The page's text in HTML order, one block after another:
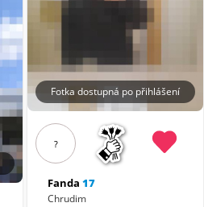
Fotka dostupná po přihlášení
?
Fanda 17
Chrudim